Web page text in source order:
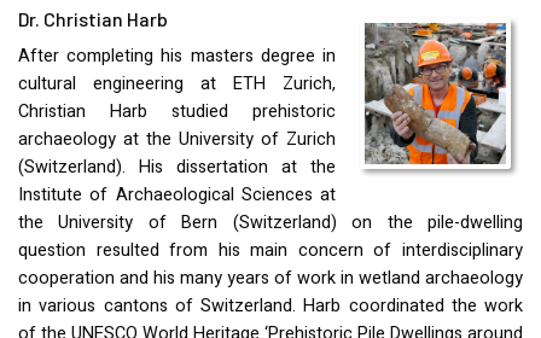
Dr. Christian Harb
After completing his masters degree in
cultural engineering at ETH Zurich,
Christian Harb studied prehistoric
archaeology at the University of Zurich
(Switzerland). His dissertation at the
Institute of Archaeological Sciences at
the University of Bern (Switzerland) on the pile-dwelling
question resulted from his main concern of interdisciplinary
cooperation and his many years of work in wetland archaeology
in various cantons of Switzerland. Harb coordinated the work